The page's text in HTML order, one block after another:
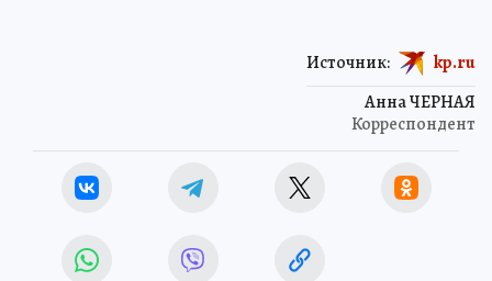
Анна ЧЕРНАЯ
Корреспондент
Источник: kp.ru